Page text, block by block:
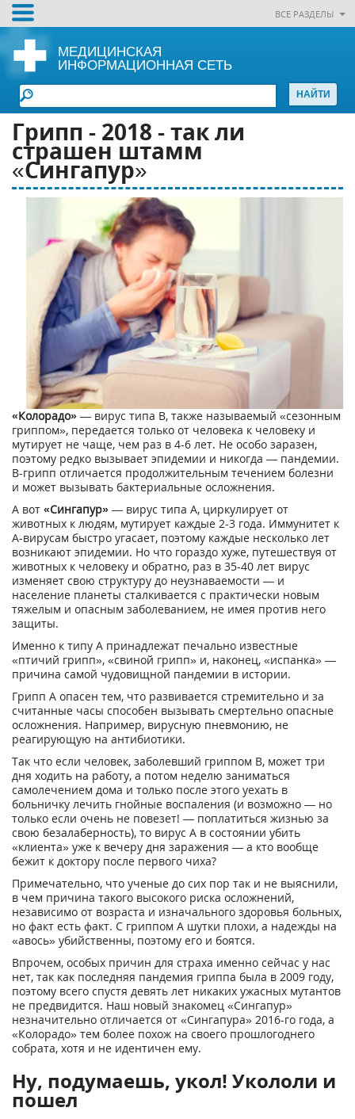
ВСЕ РАЗДЕЛЫ
МЕДИЦИНСКАЯ
ИНФОРМАЦИОННАЯ СЕТЬ
Грипп - 2018 - так ли
страшен штамм
«Сингапур»
«Колорадо» — вирус типа B, также называемый «сезонным
гриппом», передается только от человека к человеку и
мутирует не чаще, чем раз в 4-6 лет. Не особо заразен,
поэтому редко вызывает эпидемии и никогда — пандемии.
B-грипп отличается продолжительным течением болезни
и может вызывать бактериальные осложнения.
А вот «Сингапур» — вирус типа А, циркулирует от
животных к людям, мутирует каждые 2-3 года. Иммунитет к
А-вирусам быстро угасает, поэтому каждые несколько лет
возникают эпидемии. Но что гораздо хуже, путешествуя от
животных к человеку и обратно, раз в 35-40 лет вирус
изменяет свою структуру до неузнаваемости — и
население планеты сталкивается с практически новым
тяжелым и опасным заболеванием, не имея против него
защиты.
Именно к типу А принадлежат печально известные
«птичий грипп», «свиной грипп» и, наконец, «испанка» —
причина самой чудовищной пандемии в истории.
Грипп А опасен тем, что развивается стремительно и за
считанные часы способен вызывать смертельно опасные
осложнения. Например, вирусную пневмонию, не
реагирующую на антибиотики.
Так что если человек, заболевший гриппом B, может три
дня ходить на работу, а потом неделю заниматься
самолечением дома и только после этого уехать в
больничку лечить гнойные воспаления (и возможно — но
только если очень не повезет! — поплатиться жизнью за
свою безалаберность), то вирус А в состоянии убить
«клиента» уже к вечеру дня заражения — а кто вообще
бежит к доктору после первого чиха?
Примечательно, что ученые до сих пор так и не выяснили,
в чем причина такого высокого риска осложнений,
независимо от возраста и изначального здоровья больных,
но факт есть факт. С гриппом А шутки плохи, а надежды на
«авось» убийственны, поэтому его и боятся.
Впрочем, особых причин для страха именно сейчас у нас
нет, так как последняя пандемия гриппа была в 2009 году,
поэтому всего спустя девять лет никаких ужасных мутантов
не предвидится. Наш новый знакомец «Сингапур»
незначительно отличается от «Сингапура» 2016-го года, а
«Колорадо» тем более похож на своего прошлогоднего
собрата, хотя и не идентичен ему.
Ну, подумаешь, укол! Укололи и
пошел